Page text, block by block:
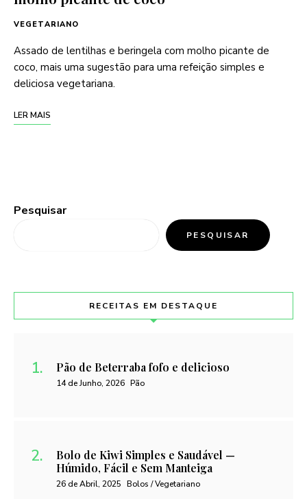
VEGETARIANO
Assado de lentilhas e beringela com molho picante de
coco, mais uma sugestão para uma refeição simples e
deliciosa vegetariana.
LER MAIS
Pesquisar
PESQUISAR
RECEITAS EM DESTAQUE
Pão de Beterraba fofo e delicioso
14 de Junho, 2026 Pão
Bolo de Kiwi Simples e Saudável —
Húmido, Fácil e Sem Manteiga
26 de Abril, 2025 Bolos / Vegetariano